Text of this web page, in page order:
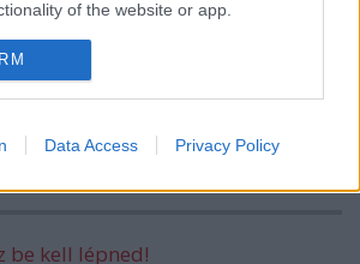
of the website or app.
Google to enable storage
Google to enable storage
including authentication
Data Access Privacy Policy
a hóban
be kell lépned!